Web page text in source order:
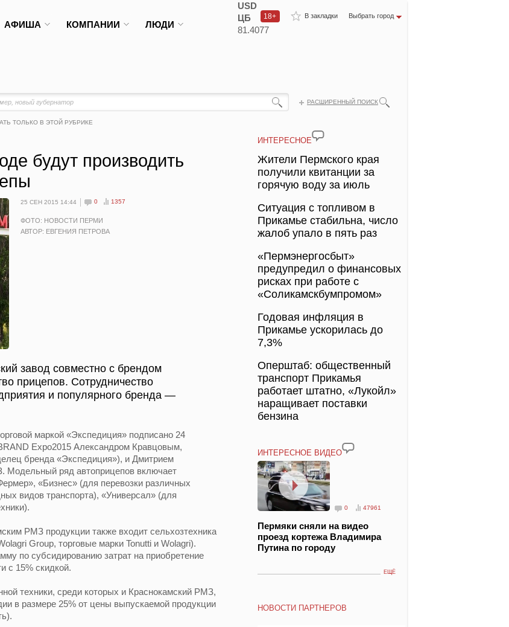
В закладки Выбрать город
18+
АФИША КОМПАНИИ ЛЮДИ
USD
ЦБ
81.4077
РАСШИРЕННЫЙ ПОИСК
ТОЛЬКО В ЭТОЙ РУБРИКЕ
будут производить
25 СЕН 2015 14:44 0 1357
ФОТО: НОВОСТИ ПЕРМИ
АВТОР: ЕВГЕНИЯ ПЕТРОВА
завод совместно с брендом
прицепов. Сотрудничество
и популярного бренда —
маркой «Экспедиция» подписано 24
Expo2015 Александром Кравцовым,
бренда «Экспедиция»), и Дмитрием
Модельный ряд автоприцепов включает
«Бизнес» (для перевозки различных
видов транспорта), «Универсал» (для
РМЗ продукции также входит сельхозтехника
Group, торговые марки Tonutti и Wolagri).
по субсидированию затрат на приобретение
с 15% скидкой.
техники, среди которых и Краснокамский РМЗ,
в размере 25% от цены выпускаемой продукции
ИНТЕРЕСНОЕ
Жители Пермского края
получили квитанции за
горячую воду за июль
Ситуация с топливом в
Прикамье стабильна, число
жалоб упало в пять раз
«Пермэнергосбыт»
предупредил о финансовых
рисках при работе с
«Соликамскбумпромом»
Годовая инфляция в
Прикамье ускорилась до
7,3%
Оперштаб: общественный
транспорт Прикамья
работает штатно, «Лукойл»
наращивает поставки
бензина
ИНТЕРЕСНОЕ ВИДЕО
0 47961
Пермяки сняли на видео
проезд кортежа Владимира
Путина по городу
ЕЩЁ
НОВОСТИ ПАРТНЕРОВ